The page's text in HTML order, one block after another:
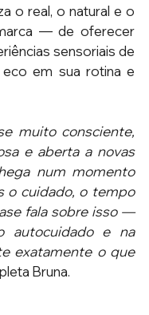
o real, o natural e o
— de oferecer
sensoriais de
em sua rotina e
muito consciente,
e aberta a novas
num momento
o cuidado, o tempo
fala sobre isso —
autocuidado e na
exatamente o que
Bruna.